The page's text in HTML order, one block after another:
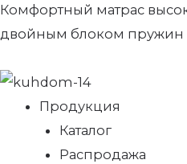
Комфортный матрас
двойным блоком пружин
Продукция
Каталог
Распродажа